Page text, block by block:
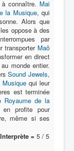
connaître. Mai
la Musique, qui
Alors que
oppose à des
par
transporter Maô
en direct
monde entier.
Sound Jewels,
Musique qui leur
est terminée
Royaume de la
profite pour
même si ses
Interprète = 5 / 5